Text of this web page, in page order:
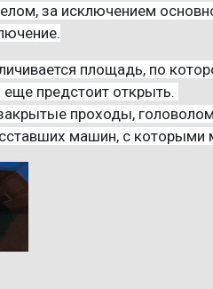
за исключением
площадь, по
предстоит открыть.
проходы,
машин, с которыми